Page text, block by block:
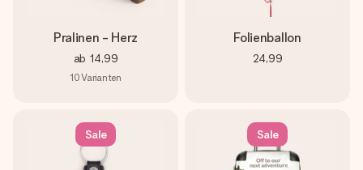
Pralinen - Herz
ab 14,99
10Varianten
Folienballon
24,99
Sale Sale